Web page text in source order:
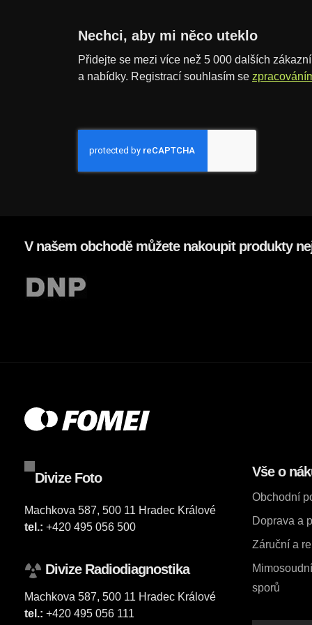
Nechci, aby mi něco uteklo
Přidejte se mezi více než 5 000 dalších
a nabídky. Registrací souhlasím se
V našem obchodě můžete nakoupit produkty
Divize Foto
Machkova 587, 500 11 Hradec Králové
tel.: +420 495 056 500
Divize Radiodiagnostika
Machkova 587, 500 11 Hradec Králové
tel.: +420 495 056 111
Vše o
Obchodní
Doprava a
Záruční a
sporů